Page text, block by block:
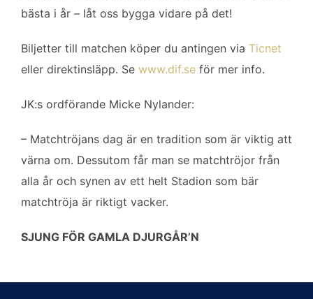
bästa i år – låt oss bygga vidare på det!
Biljetter till matchen köper du antingen via Ticnet
eller direktinsläpp. Se www.dif.se för mer info.
JK:s ordförande Micke Nylander:
– Matchtröjans dag är en tradition som är viktig att
värna om. Dessutom får man se matchtröjor från
alla år och synen av ett helt Stadion som bär
matchtröja är riktigt vacker.
SJUNG FÖR GAMLA DJURGÅR’N